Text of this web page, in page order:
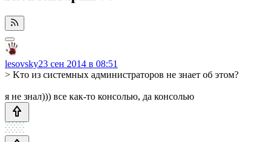
lesovsky23 сен 2014 в 08:51
> Kто из системных администраторов не знает об этом?
я не знал))) все как-то консолью, да консолью